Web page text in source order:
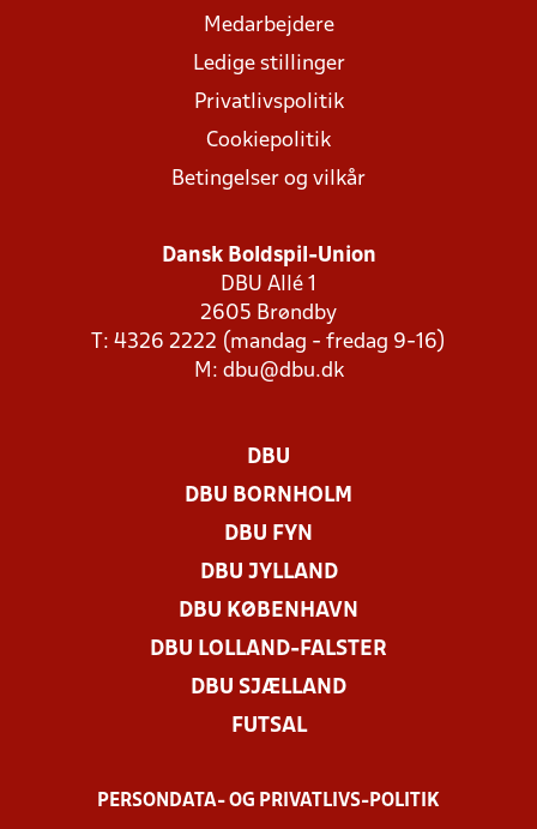
Medarbejdere
Ledige stillinger
Privatlivspolitik
Cookiepolitik
Betingelser og vilkår
Dansk Boldspil-Union
DBU Allé 1
2605 Brøndby
T: 4326 2222 (mandag - fredag 9-16)
M: dbu@dbu.dk
DBU
DBU BORNHOLM
DBU FYN
DBU JYLLAND
DBU KØBENHAVN
DBU LOLLAND-FALSTER
DBU SJÆLLAND
FUTSAL
PERSONDATA- OG PRIVATLIVS-POLITIK